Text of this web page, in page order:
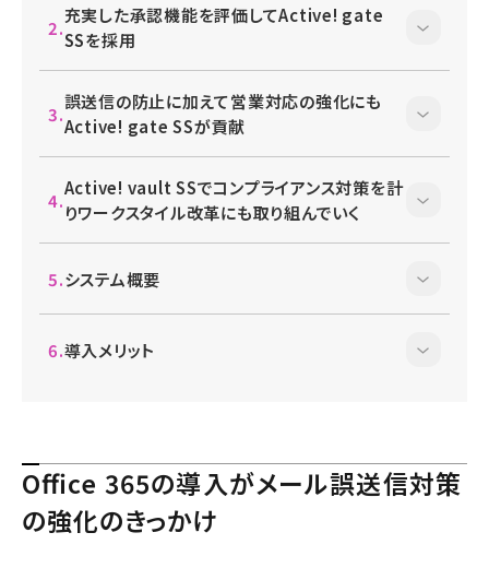
充実した承認機能を評価してActive! gate
SSを採用
誤送信の防止に加えて営業対応の強化にも
Active! gate SSが貢献
Active! vault SSでコンプライアンス対策を計
りワークスタイル改革にも取り組んでいく
システム概要
導入メリット
Oﬃce 365の導入がメール誤送信対策
の強化のきっかけ